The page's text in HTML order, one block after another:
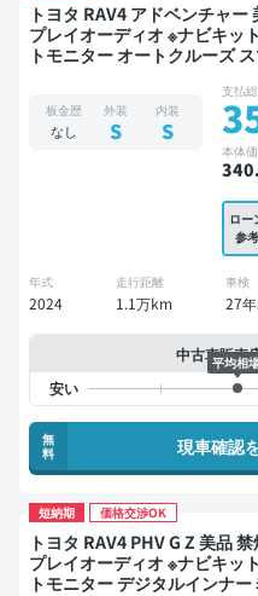
トヨタ RAV4 アドベンチャー 美品 整備記録簿あり ディス
プレイオーディオ ※ナビキッ
トモニター オートクルーズ
板金歴
なし
外装
S
内装
S
支払
本体
340
ロー
参考
年式
2024
走行距離
1.1万km
車検
27
中古車販売
平均相
無
料
現車確認
短納期 価格交渉OK
トヨタ RAV4 PHV G Z 美品 禁煙車 整備記録簿あり ディス
プレイオーディオ ※ナビキッ
トモニター デジタルインナ